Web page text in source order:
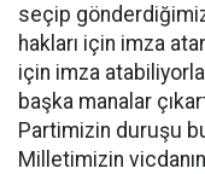
seçip
hakları için imza
için imza
başka manalar
Partimizin duruşu
Milletimizin